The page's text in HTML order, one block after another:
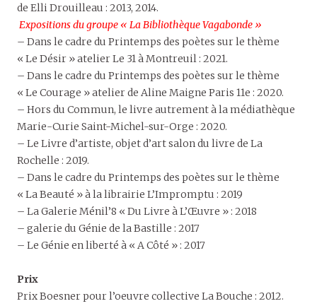
de Elli Drouilleau : 2013, 2014.
Expositions du groupe « La Bibliothèque Vagabonde »
– Dans le cadre du Printemps des poètes sur le thème
« Le Désir » atelier Le 31 à Montreuil : 2021.
– Dans le cadre du Printemps des poètes sur le thème
« Le Courage » atelier de Aline Maigne Paris 11e : 2020.
– Hors du Commun, le livre autrement à la médiathèque
Marie-Curie Saint-Michel-sur-Orge : 2020.
– Le Livre d’artiste, objet d’art salon du livre de La
Rochelle : 2019.
– Dans le cadre du Printemps des poètes sur le thème
« La Beauté » à la librairie L’Impromptu : 2019
– La Galerie Ménil’8 « Du Livre à L’Œuvre » : 2018
– galerie du Génie de la Bastille : 2017
– Le Génie en liberté à « A Côté » : 2017
Prix
Prix Boesner pour l’oeuvre collective La Bouche : 2012.